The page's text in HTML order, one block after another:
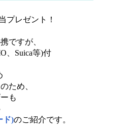
プレゼント！
ですが、
、Suica等)付
ため、
も
ド)のご紹介です。